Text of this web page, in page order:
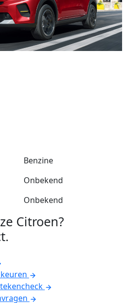
Benzine
Onbekend
Onbekend
Citroen?
.